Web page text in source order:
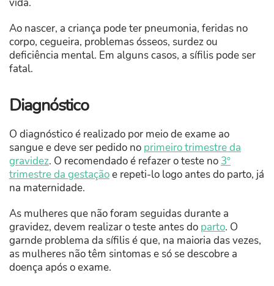
vida.
Ao nascer, a criança pode ter pneumonia, feridas no
corpo, cegueira, problemas ósseos, surdez ou
deficiência mental. Em alguns casos, a sífilis pode ser
fatal.
Diagnóstico
O diagnóstico é realizado por meio de exame ao
sangue e deve ser pedido no primeiro trimestre da
gravidez. O recomendado é refazer o teste no 3º
trimestre da gestaçãoe repeti-lo logo antes do parto, já
na maternidade.
As mulheres que não foram seguidas durante a
gravidez, devem realizar o teste antes do parto. O
garnde problema da sífilis é que, na maioria das vezes,
as mulheres não têm sintomas e só se descobre a
doença após o exame.